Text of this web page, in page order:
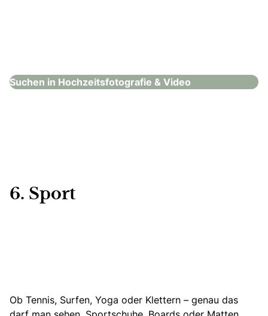
Suchen in Hochzeitsfotografie & Video
6. Sport
Ob Tennis, Surfen, Yoga oder Klettern – genau das